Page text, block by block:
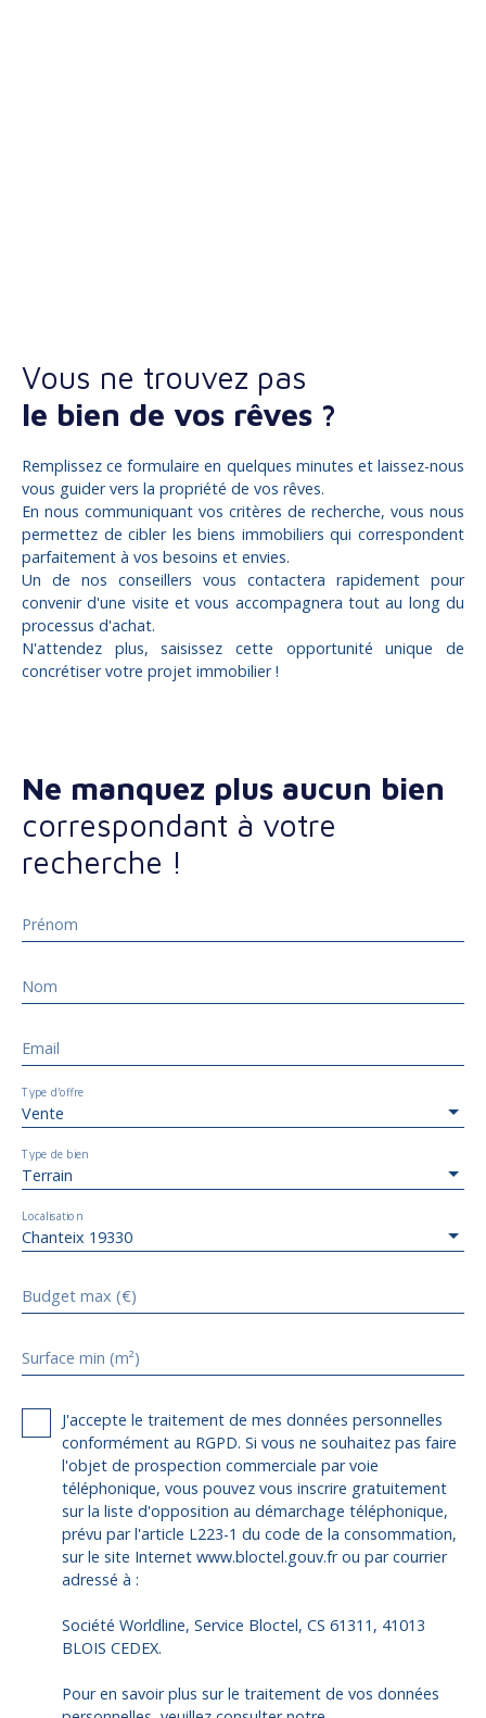
Vous ne trouvez pas
le bien de vos rêves ?
Remplissez ce formulaire en quelques minutes et laissez-nous
vous guider vers la propriété de vos rêves.
En nous communiquant vos critères de recherche, vous nous
permettez de cibler les biens immobiliers qui correspondent
parfaitement à vos besoins et envies.
Un de nos conseillers vous contactera rapidement pour
convenir d'une visite et vous accompagnera tout au long du
processus d'achat.
N'attendez plus, saisissez cette opportunité unique de
concrétiser votre projet immobilier !
Ne manquez plus aucun bien
correspondant à votre
recherche !
Prénom
Nom
Email
Vente
Type d'offre
Terrain
Type de bien
Chanteix 19330
Localisation
Budget max (€)
Surface min (m²)
J'accepte le traitement de mes données personnelles
conformément au RGPD. Si vous ne souhaitez pas faire
l'objet de prospection commerciale par voie
téléphonique, vous pouvez vous inscrire gratuitement
sur la liste d'opposition au démarchage téléphonique,
prévu par l'article L223-1 du code de la consommation,
sur le site Internet www.bloctel.gouv.fr ou par courrier
adressé à :
Société Worldline, Service Bloctel, CS 61311, 41013
BLOIS CEDEX.
Pour en savoir plus sur le traitement de vos données